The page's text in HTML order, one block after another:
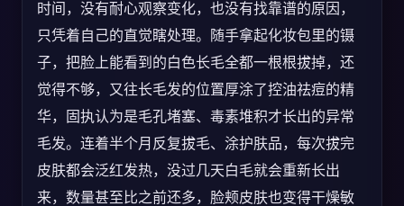
时间，没有耐心观察变化，也没有找靠谱的原因，
只凭着自己的直觉瞎处理。随手拿起化妆包里的镊
子，把脸上能看到的白色长毛全都一根根拔掉，还
觉得不够，又往长毛发的位置厚涂了控油祛痘的精
华，固执认为是毛孔堵塞、毒素堆积才长出的异常
毛发。连着半个月反复拔毛、涂护肤品，每次拔完
皮肤都会泛红发热，没过几天白毛就会重新长出
来，数量甚至比之前还多，脸颊皮肤也变得干燥敏